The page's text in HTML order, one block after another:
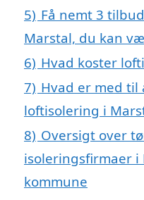
5) Få nemt 3
Marstal, du kan
6) Hvad koster
7) Hvad er med til
loftisolering i
8) Oversigt over
isoleringsfirmaer
kommune